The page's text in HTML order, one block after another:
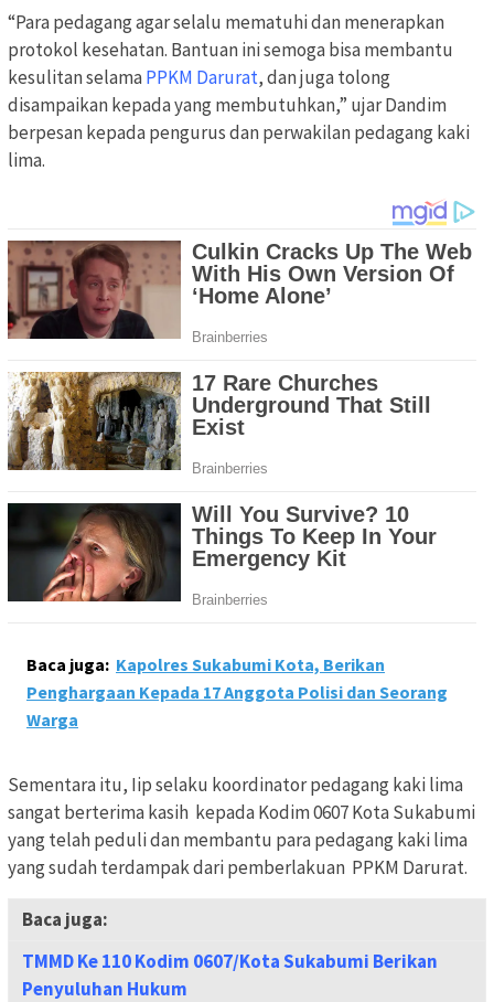
“Para pedagang agar selalu mematuhi dan menerapkan
protokol kesehatan. Bantuan ini semoga bisa membantu
kesulitan selamaPPKM Darurat, dan juga tolong
disampaikan kepada yang membutuhkan,” ujar Dandim
berpesan kepada pengurus dan perwakilan pedagang kaki
lima.
Baca juga: Kapolres Sukabumi Kota, Berikan
Penghargaan Kepada 17 Anggota Polisi dan Seorang
Warga
Sementara itu, Iip selaku koordinator pedagang kaki lima
sangat berterima kasih kepada Kodim 0607 Kota Sukabumi
yang telah peduli dan membantu para pedagang kaki lima
yang sudah terdampak dari pemberlakuan PPKM Darurat.
Baca juga:
TMMD Ke 110 Kodim 0607/Kota Sukabumi Berikan
Penyuluhan Hukum